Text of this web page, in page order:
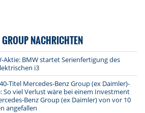
NACHRICHTEN
Aktie: BMW startet Serienfertigung des
i3
Titel Mercedes-Benz Group (ex Daimler)-
So viel Verlust wäre bei einem Investment
Benz Group (ex Daimler) von vor 10
angefallen